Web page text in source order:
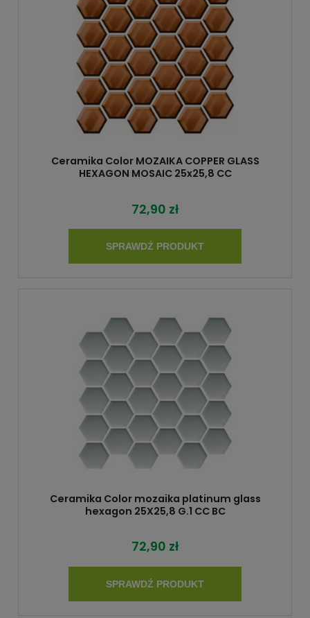
Ceramika Color MOZAIKA COPPER GLASS
HEXAGON MOSAIC 25x25,8 CC
72,90 zł
SPRAWDŹ PRODUKT
Ceramika Color mozaika platinum glass
hexagon 25X25,8 G.1 CC BC
72,90 zł
SPRAWDŹ PRODUKT